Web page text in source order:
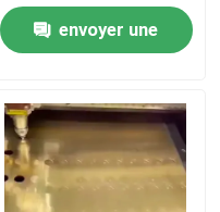
de surface
envoyer une